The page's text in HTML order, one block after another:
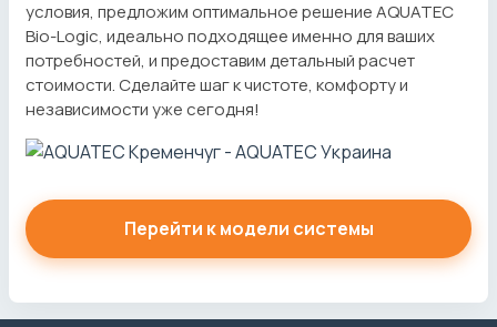
условия, предложим оптимальное решение AQUATEC
Bio-Logic, идеально подходящее именно для ваших
потребностей, и предоставим детальный расчет
стоимости. Сделайте шаг к чистоте, комфорту и
независимости уже сегодня!
Перейти к модели системы